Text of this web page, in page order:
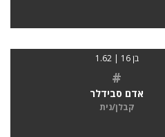
בן 16 | 1.62
#
אדם סבידלר
קבלן/נית